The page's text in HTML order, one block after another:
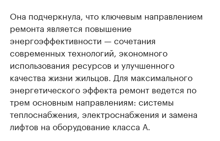
Она подчеркнула, что ключевым направлением
ремонта является повышение
энергоэффективности — сочетания
современных технологий, экономного
использования ресурсов и улучшенного
качества жизни жильцов. Для максимального
энергетического эффекта ремонт ведется по
трем основным направлениям: системы
теплоснабжения, электроснабжения и замена
лифтов на оборудование класса А.